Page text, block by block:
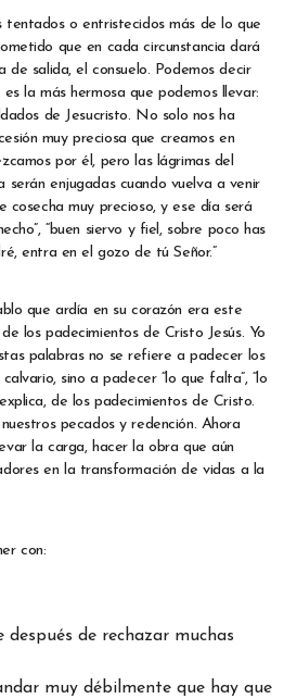
tentados o entristecidos más de lo que
que en cada circunstancia dará
salida, el consuelo. Podemos decir
la más hermosa que podemos llevar:
de Jesucristo. No solo nos ha
muy preciosa que creamos en
por él, pero las lágrimas del
serán enjugadas cuando vuelva a venir
cosecha muy precioso, y ese día será
“buen siervo y fiel, sobre poco has
entra en el gozo de tú Señor.”
que ardía en su corazón era este
los padecimientos de Cristo Jesús. Yo
palabras no se refiere a padecer los
sino a padecer “lo que falta”, “lo
de los padecimientos de Cristo.
pecados y redención. Ahora
la carga, hacer la obra que aún
en la transformación de vidas a la
con:
después de rechazar muchas
muy débilmente que hay que